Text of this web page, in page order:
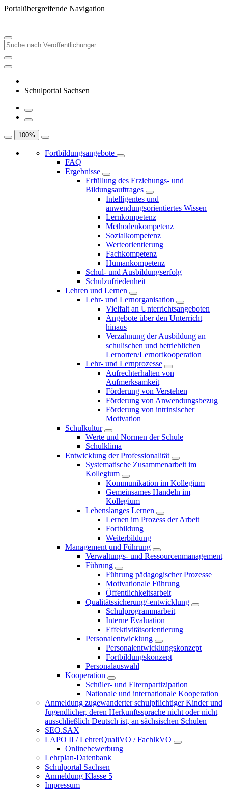
Portalübergreifende Navigation
Schulportal Sachsen
100%
Fortbildungsangebote
FAQ
Ergebnisse
Erfüllung des Erziehungs- und
Bildungsauftrages
Intelligentes und
anwendungsorientiertes Wissen
Lernkompetenz
Methodenkompetenz
Sozialkompetenz
Werteorientierung
Fachkompetenz
Humankompetenz
Schul- und Ausbildungserfolg
Schulzufriedenheit
Lehren und Lernen
Lehr- und Lernorganisation
Vielfalt an Unterrichtsangeboten
Angebote über den Unterricht
hinaus
Verzahnung der Ausbildung an
schulischen und betrieblichen
Lernorten/Lernortkooperation
Lehr- und Lernprozesse
Aufrechterhalten von
Aufmerksamkeit
Förderung von Verstehen
Förderung von Anwendungsbezug
Förderung von intrinsischer
Motivation
Schulkultur
Werte und Normen der Schule
Schulklima
Entwicklung der Professionalität
Systematische Zusammenarbeit im
Kollegium
Kommunikation im Kollegium
Gemeinsames Handeln im
Kollegium
Lebenslanges Lernen
Lernen im Prozess der Arbeit
Fortbildung
Weiterbildung
Management und Führung
Verwaltungs- und Ressourcenmanagement
Führung
Führung pädagogischer Prozesse
Motivationale Führung
Öffentlichkeitsarbeit
Qualitätssicherung/-entwicklung
Schulprogrammarbeit
Interne Evaluation
Effektivitätsorientierung
Personalentwicklung
Personalentwicklungskonzept
Fortbildungskonzept
Personalauswahl
Kooperation
Schüler- und Elternpartizipation
Nationale und internationale Kooperation
Anmeldung zugewanderter schulpflichtiger Kinder und
Jugendlicher, deren Herkunftssprache nicht oder nicht
ausschließlich Deutsch ist, an sächsischen Schulen
SEO.SAX
LAPO II / LehrerQualiVO / FachlkVO
Onlinebewerbung
Lehrplan-Datenbank
Schulportal Sachsen
Anmeldung Klasse 5
Impressum